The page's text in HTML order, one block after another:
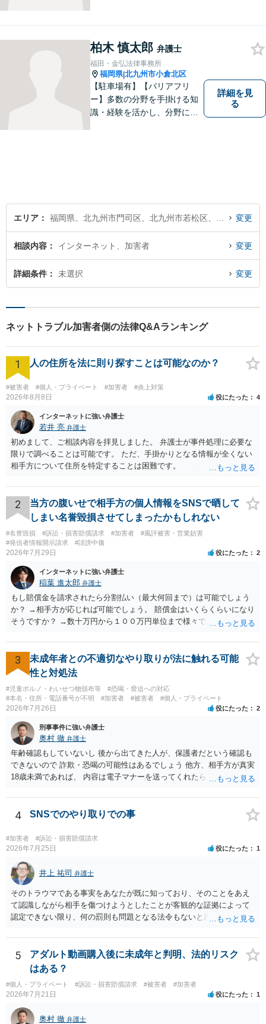
柏木 慎太郎 弁護士
福田・金弘法律事務所
福岡県|北九州市小倉北区
【駐車場有】【バリアフリ
ー】多数の分野を手掛ける知
識・経験を活かし、分野にと
談ください。
詳細を見
る
エリア 変更
相談内容 インターネット、加害者 変更
詳細条件 未選択 変更
ネットトラブル加害者側の法律Q&Aランキング
1 人の住所を法に則り探すことは可能なのか？
#被害者 #個人・プライベート #加害者 #炎上対策
2026年8月8日 役にたった 4
インターネットに強い弁護士
若井 亮 弁護士
初めまして、ご相談内容を拝見しました。 弁護士が事件処理に必要な
限りで調べることは可能です。 ただ、手掛かりとなる情報が全くない
相手方について住所を特定することは困難です。
2
当方の腹いせで相手方の個人情報をSNSで晒して
しまい名誉毀損させてしまったかもしれない
#名誉毀損 #訴訟・損害賠償請求 #加害者
#風評被害・営業妨害
#発信者情報開示請求
#誹謗中傷
2026年7月29日 役にたった 2
インターネットに強い弁護士
稲葉 進太郎 弁護士
もし賠償金を請求されたら分割払い（最大何回まで）は可能でしょう
か？ →相手方が応じれば可能でしょう。 賠償金はいくらくらいになり
そうですか？ →数十万円から１００万円単位まで様々であり、不明で
渉が行われ、双方合意に至れば支払が開始され、決裂して相手方が訴
訟提起を選択すれば訴訟の中で解決がなされる流れが通常です。
3
未成年者との不適切なやり取りが法に触れる可能
性と対処法
#児童ポルノ・わいせつ物頒布等
#恐喝・脅迫への対応
#本名・住所・電話番号が不明
#加害者 #被害者 #個人・プライベート
2026年7月26日 役にたった 2
刑事事件に強い弁護士
奥村 徹 弁護士
年齢確認もしていないし 後から出てきた人が、保護者だという確認も
できないので 詐欺・恐喝の可能性はあるでしょう 他方、相手方が真実
18歳未満であれば、 内容は電子マナーを送ってくれたら自慰行為など
画の尺は10分ほど、服を着たままで胸を触って欲しい、などの要望を
して、要求された金額(1000円程度)の電子マネーを送信してしまいま
欲しい、住んでいる都道府県と区を教えてと言われたので教えたりと
言ったやり取りをしていました。 というやりとりは、青少年条例違反
（わいせつ行為）の疑いがあります。18歳未満と知らなくても処罰可
能です。
4 SNSでのやり取りでの事
#加害者 #訴訟・損害賠償請求
2026年7月25日 役にたった 1
井上 祐司 弁護士
そのトラウマである事実をあなたが既に知っており、そのことをあえ
て認識しながら相手を傷つけようとしたことが客観的な証拠によって
認定できない限り、何の罰則も問題となる法令もないと思われます。
5
アダルト動画購入後に未成年と判明、法的リスク
はある？
#個人・プライベート #訴訟・損害賠償請求 #被害者 #加害者
2026年7月21日 役にたった 1
奥村 徹 弁護士